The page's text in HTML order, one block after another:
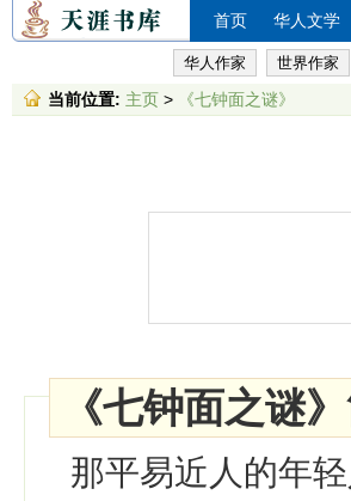
首页 华人文学
华人作家 世界作家
当前位置: 主页 > 《七钟面之谜》
《七钟面之谜
那平易近人的年